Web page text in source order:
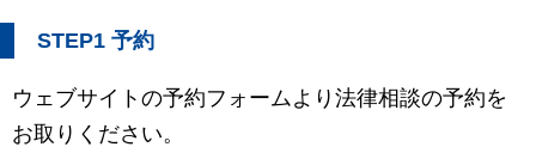
STEP1 予約
ウェブサイトの予約フォームより法律相談の予約を
お取りください。